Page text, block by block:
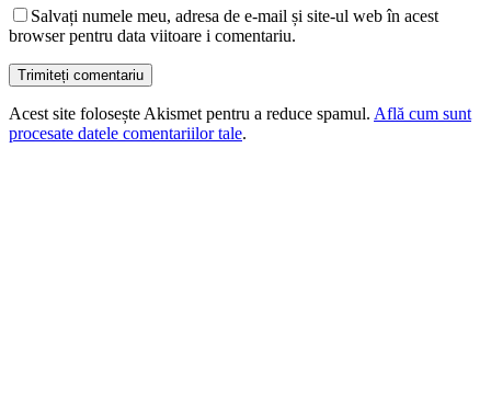
Salvați numele meu, adresa de e-mail și site-ul web în acest
browser pentru data viitoare i comentariu.
Acest site folosește Akismet pentru a reduce spamul. Află cum sunt
procesate datele comentariilor tale.